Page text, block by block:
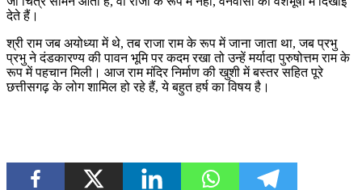
देते हैं।
श्री राम जब अयोध्या में थे, तब राजा राम के रूप में जाना जाता था, जब प्रभु
प्रभु ने दंडकारण्य की पावन भूमि पर कदम रखा तो उन्हें मर्यादा पुरुषोत्तम राम के
रूप में पहचान मिली। आज राम मंदिर निर्माण की खुशी में बस्तर सहित पूरे
छत्तीसगढ़ के लोग शामिल हो रहे हैं, ये बहुत हर्ष का विषय है।